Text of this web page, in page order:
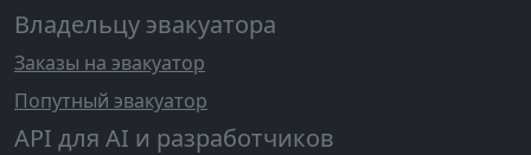
Владельцу эвакуатора
Заказы на эвакуатор
Попутный эвакуатор
API для AI и разработчиков